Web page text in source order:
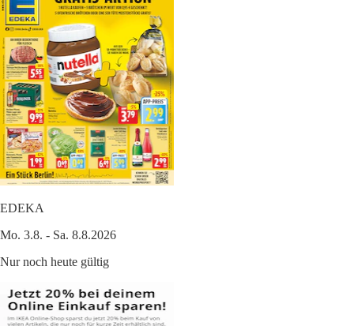
EDEKA
Mo. 3.8. - Sa. 8.8.2026
Nur noch heute gültig